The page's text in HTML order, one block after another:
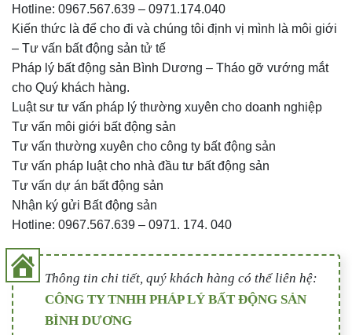
Hotline: 0967.567.639 – 0971.174.040
Kiến thức là để cho đi và chúng tôi định vị mình là môi giới
– Tư vấn bất động sản tử tế
Pháp lý bất động sản Bình Dương – Tháo gỡ vướng mắt
cho Quý khách hàng.
Luật sư tư vấn pháp lý thường xuyên cho doanh nghiệp
Tư vấn môi giới bất động sản
Tư vấn thường xuyên cho công ty bất động sản
Tư vấn pháp luật cho nhà đầu tư bất động sản
Tư vấn dự án bất động sản
Nhận ký gửi Bất động sản
Hotline: 0967.567.639 – 0971. 174. 040
Thông tin chi tiết, quý khách hàng có thể liên hệ:
CÔNG TY TNHH PHÁP LÝ BẤT ĐỘNG SẢN
BÌNH DƯƠNG